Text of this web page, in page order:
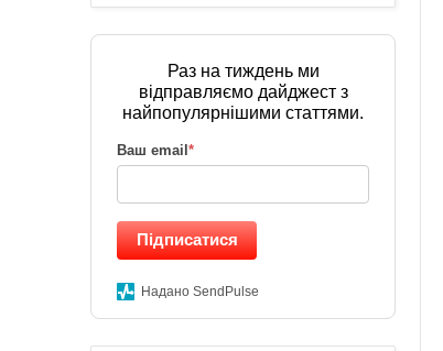
Раз на тиждень ми
відправляємо дайджест з
найпопулярнішими статтями.
Ваш email *
Підписатися
Надано SendPulse